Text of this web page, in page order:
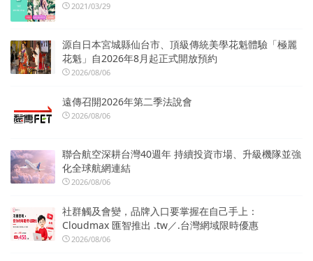
2021/03/29
源自日本宮城縣仙台市、頂級傳統美學花魁體驗「極麗
花魁」自2026年8月起正式開放預約
2026/08/06
遠傳召開2026年第二季法說會
2026/08/06
聯合航空深耕台灣40週年 持續投資市場、升級機隊並強
化全球航網連結
2026/08/06
社群觸及會變，品牌入口要掌握在自己手上：
Cloudmax 匯智推出 .tw／.台灣網域限時優惠
2026/08/06